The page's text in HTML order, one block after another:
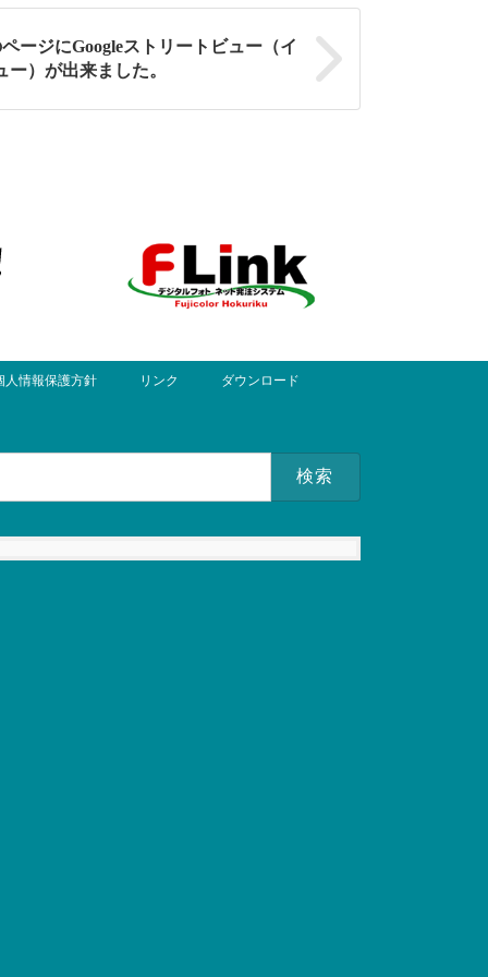
ージにGoogleストリートビュー（イ
ー）が出来ました。
人情報保護方針 リンク ダウンロード